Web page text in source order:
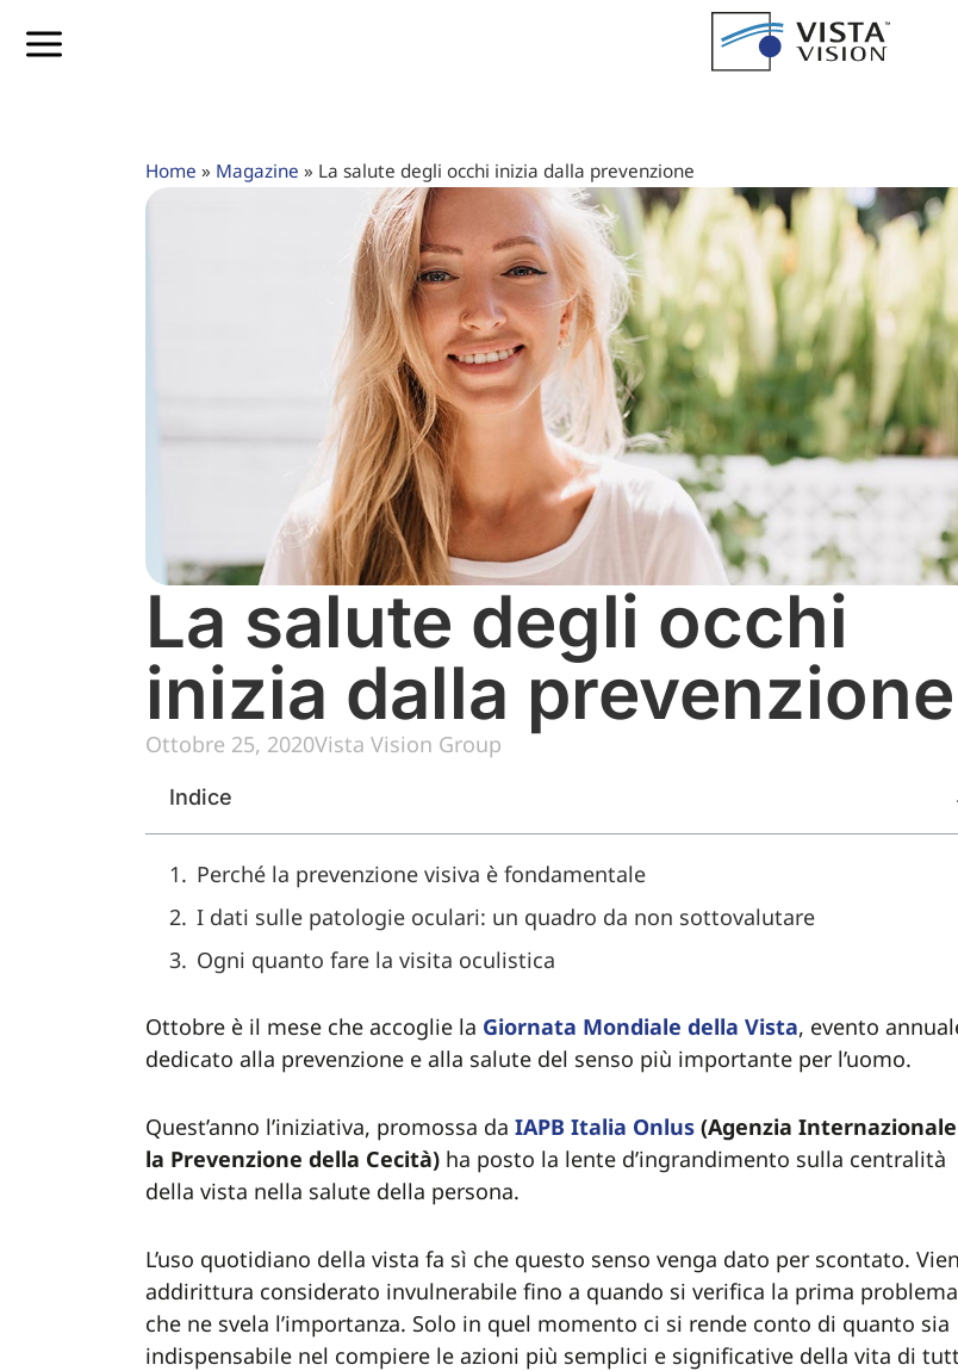
Home » Magazine » La salute degli occhi inizia dalla prevenzione
La salute degli occhi
inizia dalla prevenzione
Ottobre 25, 2020Vista Vision Group
Indice
Perché la prevenzione visiva è fondamentale
I dati sulle patologie oculari: un quadro da non sottovalutare
Ogni quanto fare la visita oculistica
Ottobre è il mese che accoglie la Giornata Mondiale della Vista, evento
dedicato alla prevenzione e alla salute del senso più importante per l’uomo.
Quest’anno l’iniziativa, promossa da IAPB Italia Onlus (Agenzia
la Prevenzione della Cecità) ha posto la lente d’ingrandimento sulla centralità
della vista nella salute della persona.
L’uso quotidiano della vista fa sì che questo senso venga dato per scontato.
addirittura considerato invulnerabile fino a quando si verifica la prima
che ne svela l’importanza. Solo in quel momento ci si rende conto di quanto sia
indispensabile nel compiere le azioni più semplici e significative della vita di